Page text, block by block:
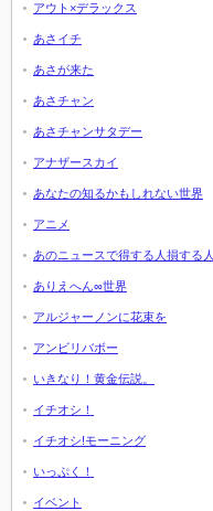
アウト×デラックス
あさイチ
あさが来た
あさチャン
あさチャンサタデー
アナザースカイ
あなたの知るかもしれない世界
アニメ
あのニュースで得する人損する人
ありえへん∞世界
アルジャーノンに花束を
アンビリバボー
いきなり！黄金伝説。
イチオシ！
イチオシ!モーニング
いっぷく！
イベント